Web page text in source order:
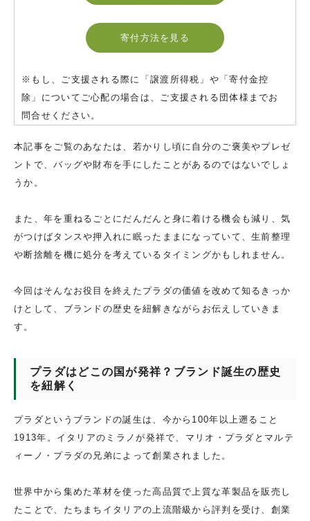
寄付方法を見る
※もし、ご支援される際に「譲渡所得税」や「寄付金控
除」についてご心配の場合は、ご支援される団体様までお
問合せください。
本記事をご覧のあなたは、若かりし頃に自分のご褒美やプレゼ
ントで、バッグや財布を手にしたことがあるのではないでしょ
うか。
また、年を重ねるごとにだんだんと身に着ける機会も減り、気
がつけばタンスや押入れに眠ったままになっていて、生前整理
や断捨離を機に処分を考えているタイミングかもしれません。
今回はそんなお役目を終えたプラダの価値を改めて知るきっか
けとして、ブランドの歴史を紐解きながらお伝えしていきま
す。
プラダはどこの国が発祥？ブランド誕生の歴史
を紐解く
プラダというブランドの誕生は、今から100年以上遡ること
1913年。イタリアのミラノが発祥で、マリオ・プラダとマルテ
ィーノ・プラダの兄弟によって創業されました。
世界中から集めた革材を使った高品質で上質な革製品を販売し
たことで、たちまちイタリアの上流階級から評判を受け、創業